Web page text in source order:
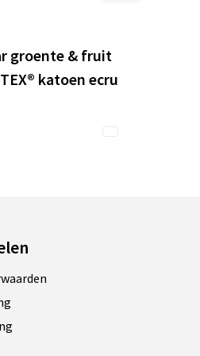
groente & fruit
katoen ecru